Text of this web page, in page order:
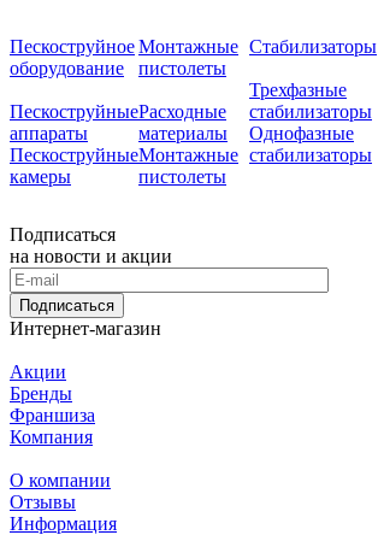
Пескоструйное
оборудование
Пескоструйные
аппараты
Пескоструйные
камеры
Монтажные
пистолеты
Расходные
материалы
Монтажные
пистолеты
Стабилизаторы
Трехфазные
стабилизаторы
Однофазные
стабилизаторы
Подписаться
на новости и акции
Подписаться
Интернет-магазин
Акции
Бренды
Франшиза
Компания
О компании
Отзывы
Информация